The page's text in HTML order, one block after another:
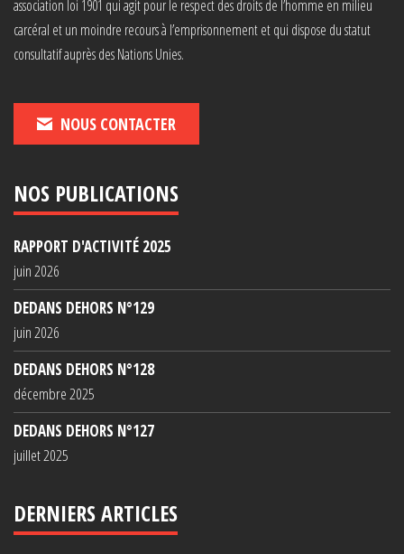
association loi 1901 qui agit pour le respect des droits de l’homme en milieu
carcéral et un moindre recours à l’emprisonnement et qui dispose du statut
consultatif auprès des Nations Unies.
NOUS CONTACTER
NOS PUBLICATIONS
RAPPORT D'ACTIVITÉ 2025
juin 2026
DEDANS DEHORS N°129
juin 2026
DEDANS DEHORS N°128
décembre 2025
DEDANS DEHORS N°127
juillet 2025
DERNIERS ARTICLES